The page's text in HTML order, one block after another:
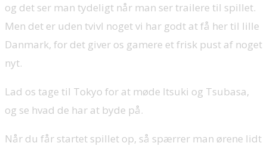
og det ser man tydeligt når man ser trailere til spillet.
Men det er uden tvivl noget vi har godt at få her til lille
Danmark, for det giver os gamere et frisk pust af noget
nyt.
Lad os tage til Tokyo for at møde Itsuki og Tsubasa,
og se hvad de har at byde på.
Når du får startet spillet op, så spærrer man ørene lidt